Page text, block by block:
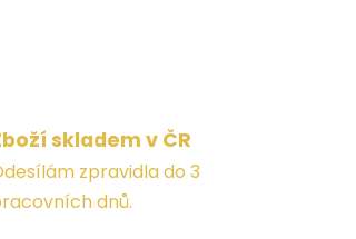
skladem v ČR
zpravidla do 3
dnů.